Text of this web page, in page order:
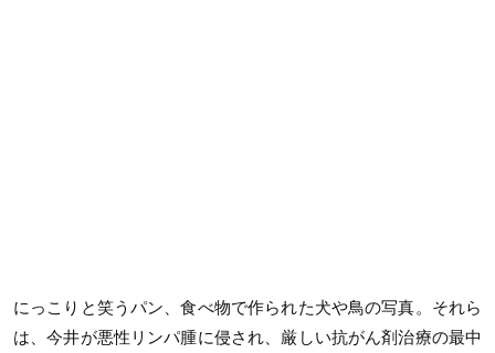
にっこりと笑うパン、食べ物で作られた犬や鳥の写真。それら
は、今井が悪性リンパ腫に侵され、厳しい抗がん剤治療の最中